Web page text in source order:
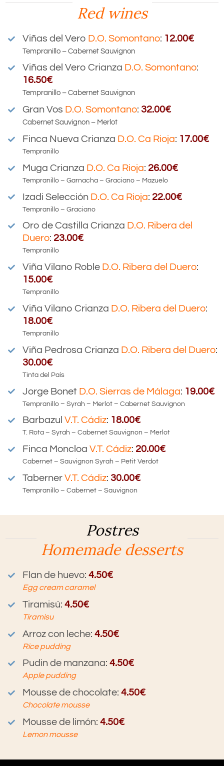
Red wines
Viñas del Vero D.O. Somontano: 12.00€
Tempranillo – Cabernet Sauvignon
Viñas del Vero Crianza D.O. Somontano:
16.50€
Tempranillo – Cabernet Sauvignon
Gran Vos D.O. Somontano: 32.00€
Cabernet Sauvignon – Merlot
Finca Nueva Crianza D.O. Ca Rioja: 17.00€
Tempranillo
Muga Crianza D.O. Ca Rioja: 26.00€
Tempranillo – Garnacha – Graciano – Mazuelo
Izadi Selección D.O. Ca Rioja: 22.00€
Tempranillo – Graciano
Oro de Castilla Crianza D.O. Ribera del
Duero: 23.00€
Tempranillo
Viña Vilano Roble D.O. Ribera del Duero:
15.00€
Tempranillo
Viña Vilano Crianza D.O. Ribera del Duero:
18.00€
Tempranillo
Viña Pedrosa Crianza D.O. Ribera del Duero:
30.00€
Tinta del País
Jorge Bonet D.O. Sierras de Málaga: 19.00€
Tempranillo – Syrah – Merlot – Cabernet Sauvignon
Barbazul V.T. Cádiz: 18.00€
T. Rota – Syrah – Cabernet Sauvignon – Merlot
Finca Moncloa V.T. Cádiz: 20.00€
Cabernet – Sauvignon Syrah – Petit Verdot
Taberner V.T. Cádiz: 30.00€
Tempranillo – Cabernet – Sauvignon
Postres
Homemade desserts
Flan de huevo: 4.50€
Egg cream caramel
Tiramisú: 4.50€
Tiramisu
Arroz con leche: 4.50€
Rice pudding
Pudin de manzana: 4.50€
Apple pudding
Mousse de chocolate: 4.50€
Chocolate mousse
Mousse de limón: 4.50€
Lemon mousse